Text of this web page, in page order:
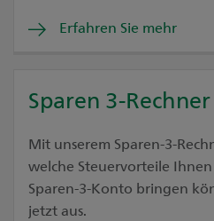
Erfahren Sie mehr
Sparen 3-Rechner
Mit unserem Sparen-3-
welche Steuervorteile
Sparen-3-Konto bringen
jetzt aus.